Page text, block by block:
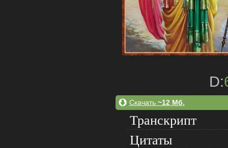
D:
Скачать ~12 Мб.
Транскрипт
Цитаты